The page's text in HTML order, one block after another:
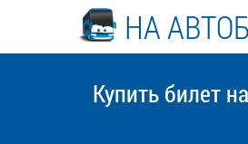
НА
Купить билет